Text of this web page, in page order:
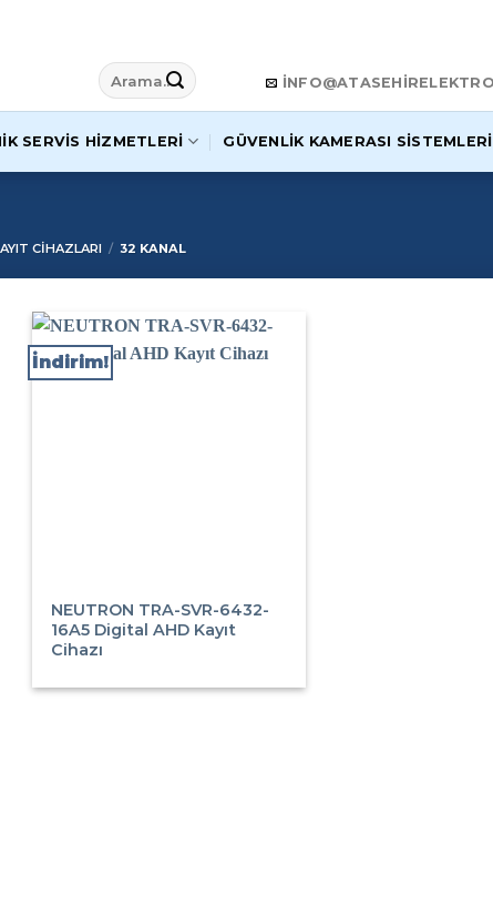
Ara:
SERVIS HIZMETLERI GÜVENLIK KAMERASI SISTEMLERI
CIHAZLARI / 32 KANAL
İndirim!
NEUTRON TRA-SVR-6432-
16A5 Digital AHD Kayıt
Cihazı